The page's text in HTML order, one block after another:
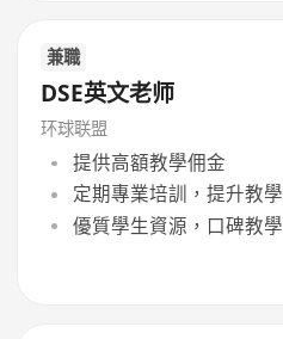
兼職
DSE英文老师
环球联盟
提供高額教學佣金
定期專業培訓，提升教
優質學生資源，口碑教